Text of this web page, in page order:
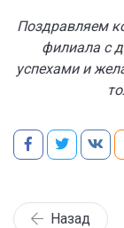
Поздравляем
филиала с
успехами и
Назад